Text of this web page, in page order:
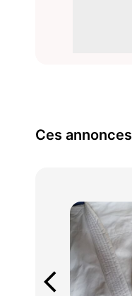
Ces
arrow_back_ios